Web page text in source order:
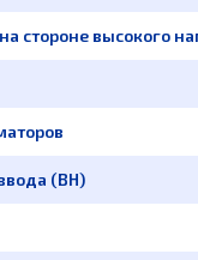
стороне высокого
(ВН)